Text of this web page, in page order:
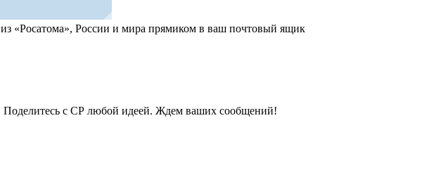
«Росатома», России и мира прямиком в ваш почтовый ящик
Поделитесь с СР любой идеей. Ждем ваших сообщений!